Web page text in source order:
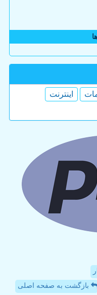
اینترنت
بازگشت به صفحه اصلی